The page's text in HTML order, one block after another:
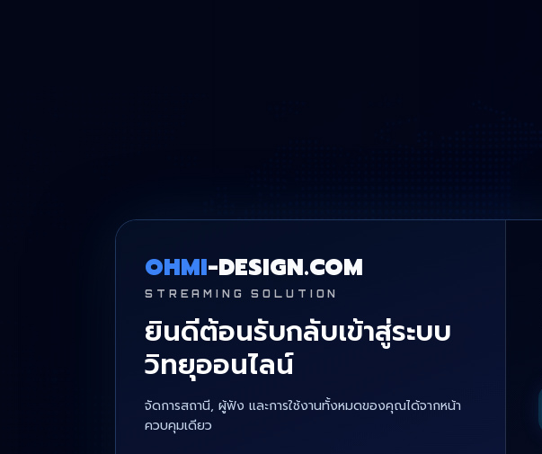
OHMI-DESIGN.COM
STREAMING SOLUTION
ยินดีต้อนรับกลับเข้าสู่ระบบ
วิทยุออนไลน์
จัดการสถานี, ผู้ฟัง และการใช้งานทั้งหมดของคุณได้จากหน้า
ควบคุมเดียว